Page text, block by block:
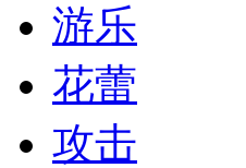
游乐
花蕾
攻击